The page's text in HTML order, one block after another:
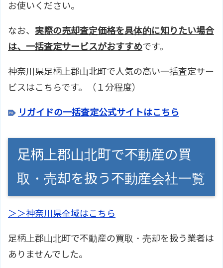
お使いください。
なお、 実際の売却査定価格を具体的に知りたい場合
は、一括査定サービスがおすすめです。
神奈川県足柄上郡山北町で人気の高い一括査定サー
ビスはこちらです。（１分程度）
リガイドの一括査定公式サイトはこちら
足柄上郡山北町で不動産の買
取・売却を扱う不動産会社一覧
＞＞神奈川県全域はこちら
足柄上郡山北町で不動産の買取・売却を扱う業者は
ありませんでした。